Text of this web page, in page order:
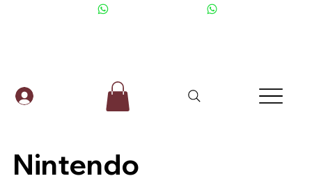
Nintendo